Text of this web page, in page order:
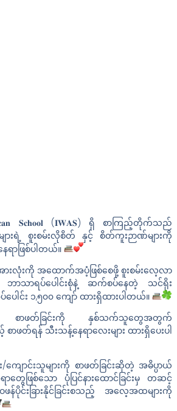
𝐒𝐜𝐡𝐨𝐨𝐥 (𝐈𝐖𝐀𝐒) ရှိ စာကြည့်တိုက်သည်
များရဲ့ စူးစမ်းလိုစိတ် နှင့် စိတ်ကူးဉာဏ်များကို
ာဖြစ်ပါတယ်။
ားလုံးကို အထောက်အပံ့ဖြစ်စေဖို့ စူးစမ်းလေ့လာ
၊ ဘာသာရပ်ပေါင်းစုံနဲ့ ဆက်စပ်နေတဲ့ သင်ရိုး
ေါင်း ၁,၅၀၀ ကျော် ထားရှိထားပါတယ်။
စာဖတ်ခြင်းကို နှစ်သက်သူတွေအတွက်
ဖတ်ရန် သီးသန့်နေရာလေးများ ထားရှိပေးပါ
ကျောင်းသူများကို စာဖတ်ခြင်းဆိုတဲ့ အဓိပ္ပာယ်
ြစ်သော ပုံပြင်နားထောင်ခြင်းမှ တဆင့်
ဖန်ပိုင်းခြားနိုင်ခြင်းစသည့် အလေ့အထများကို